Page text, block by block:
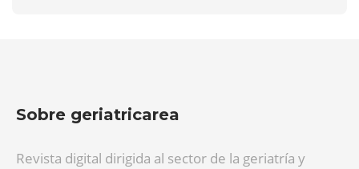
Sobre geriatricarea
Revista digital dirigida al sector de la geriatría y